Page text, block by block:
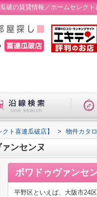
破の賃貸情報／ホームセレクト
ト喜連瓜破店】 > 物件カタ
ンセンヌ
ボワドゥヴァンセ
平野区といえば、大阪市24